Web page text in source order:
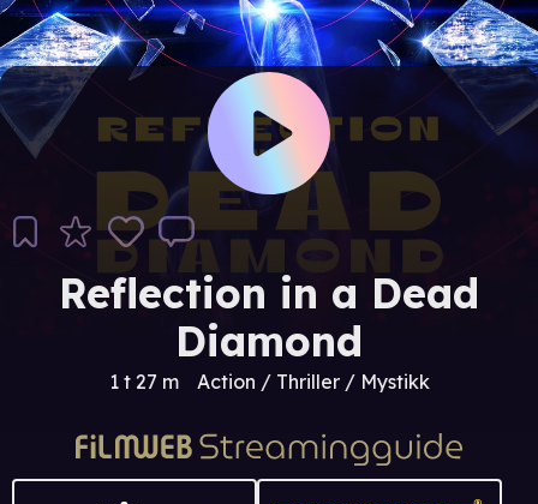
Reflection in a Dead
Diamond
1 t 27 m Action / Thriller / Mystikk